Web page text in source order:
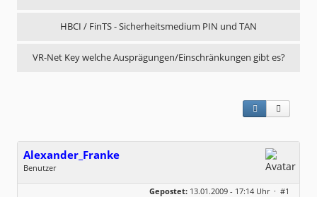
HBCI / FinTS - Sicherheitsmedium PIN und TAN
VR-Net Key welche Ausprägungen/Einschränkungen gibt es?
Alexander_Franke
Benutzer
Geschlecht:
keine Angabe
Gepostet: 13.01.2009 - 17:14 Uhr · #1